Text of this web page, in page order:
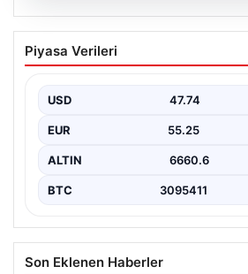
Yangın Söndürme
Uçak Türkiye’ye Geldi
Akdeniz ülkelerini etkisi altına alan
mücadele…
Piyasa Verileri
USD 47.74
EUR 55.25
ALTIN 6660.6
BTC 3095411
Son Eklenen Haberler